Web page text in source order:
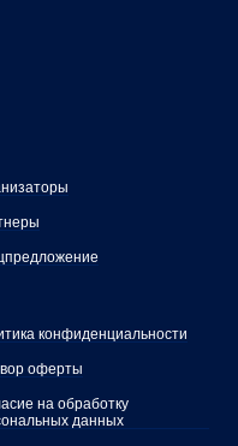
конфиденциальности
оферты
на обработку
данных